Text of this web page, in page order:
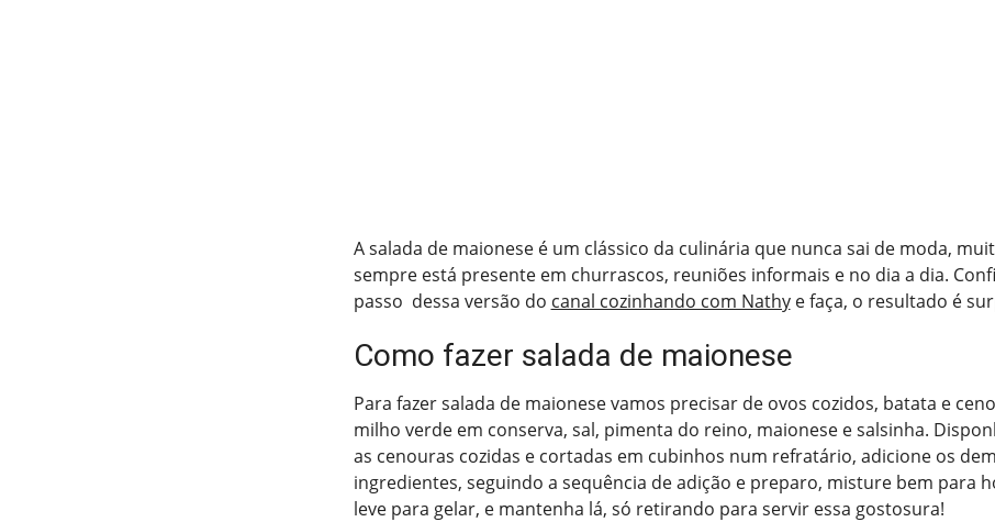
A salada de maionese é um clássico da culinária que nunca sai de moda,
sempre está presente em churrascos, reuniões informais e no dia a dia.
passo dessa versão do canal cozinhando com Nathye faça, o resultado é
Como fazer salada de maionese
Para fazer salada de maionese vamos precisar de ovos cozidos, batata e
milho verde em conserva, sal, pimenta do reino, maionese e salsinha.
as cenouras cozidas e cortadas em cubinhos num refratário, adicione os
ingredientes, seguindo a sequência de adição e preparo, misture bem para
leve para gelar, e mantenha lá, só retirando para servir essa gostosura!